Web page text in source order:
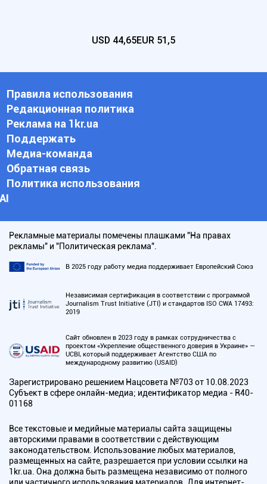
USD 44,65EUR 51,5
Правила использования
Редакционная политика
Реклама на 1kr.ua
Поддержать
Медиа-команда
Обратная связь
Политика использования
АI
Рекламные материалы помечены плашками "На правах
рекламы" и "Политическая реклама".
В 2025 году работу медиа поддерживает Европейский Союз
Независимая сертификация в соответствии с программой
Journalism Trust Initiative (JTI) и стандартов ISO CWA 17493:
2019
Сайт обновлен в 2023 году в рамках сотрудничества с
проектом «Укрепление общественного доверия в Украине» —
UCBI, который поддерживает Агентство США по
международному развитию (USAID)
Зарегистрировано решением Нацсовета №703 от 10.08.2023
Субъект в сфере онлайн-медиа; идентификатор медиа - R40-
01168
Все текстовые и медийные материалы сайта защищены
авторскими правами в соответствии с действующим
законодательством. Использование любых материалов,
размещенных на сайте, разрешается при условии ссылки на
1kr.ua. Она должна быть размещена независимо от полного